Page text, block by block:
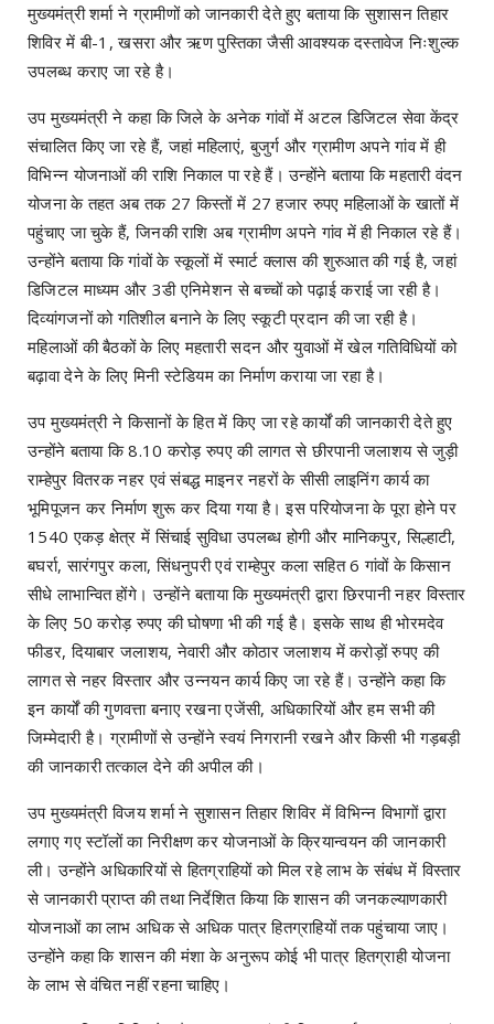
मुख्यमंत्री शर्मा ने ग्रामीणों को जानकारी देते हुए बताया कि सुशासन तिहार
शिविर में बी-1, खसरा और ऋण पुस्तिका जैसी आवश्यक दस्तावेज निःशुल्क
उपलब्ध कराए जा रहे है।
उप मुख्यमंत्री ने कहा कि जिले के अनेक गांवों में अटल डिजिटल सेवा केंद्र
संचालित किए जा रहे हैं, जहां महिलाएं, बुजुर्ग और ग्रामीण अपने गांव में ही
विभिन्न योजनाओं की राशि निकाल पा रहे हैं। उन्होंने बताया कि महतारी वंदन
योजना के तहत अब तक 27 किस्तों में 27 हजार रुपए महिलाओं के खातों में
पहुंचाए जा चुके हैं, जिनकी राशि अब ग्रामीण अपने गांव में ही निकाल रहे हैं।
उन्होंने बताया कि गांवों के स्कूलों में स्मार्ट क्लास की शुरुआत की गई है, जहां
डिजिटल माध्यम और 3डी एनिमेशन से बच्चों को पढ़ाई कराई जा रही है।
दिव्यांगजनों को गतिशील बनाने के लिए स्कूटी प्रदान की जा रही है।
महिलाओं की बैठकों के लिए महतारी सदन और युवाओं में खेल गतिविधियों को
बढ़ावा देने के लिए मिनी स्टेडियम का निर्माण कराया जा रहा है।
उप मुख्यमंत्री ने किसानों के हित में किए जा रहे कार्यों की जानकारी देते हुए
उन्होंने बताया कि 8.10 करोड़ रुपए की लागत से छीरपानी जलाशय से जुड़ी
राम्हेपुर वितरक नहर एवं संबद्ध माइनर नहरों के सीसी लाइनिंग कार्य का
भूमिपूजन कर निर्माण शुरू कर दिया गया है। इस परियोजना के पूरा होने पर
1540 एकड़ क्षेत्र में सिंचाई सुविधा उपलब्ध होगी और मानिकपुर, सिल्हाटी,
बघर्रा, सारंगपुर कला, सिंधनुपरी एवं राम्हेपुर कला सहित 6 गांवों के किसान
सीधे लाभान्वित होंगे। उन्होंने बताया कि मुख्यमंत्री द्वारा छिरपानी नहर विस्तार
के लिए 50 करोड़ रुपए की घोषणा भी की गई है। इसके साथ ही भोरमदेव
फीडर, दियाबार जलाशय, नेवारी और कोठार जलाशय में करोड़ों रुपए की
लागत से नहर विस्तार और उन्नयन कार्य किए जा रहे हैं। उन्होंने कहा कि
इन कार्यों की गुणवत्ता बनाए रखना एजेंसी, अधिकारियों और हम सभी की
जिम्मेदारी है। ग्रामीणों से उन्होंने स्वयं निगरानी रखने और किसी भी गड़बड़ी
की जानकारी तत्काल देने की अपील की।
उप मुख्यमंत्री विजय शर्मा ने सुशासन तिहार शिविर में विभिन्न विभागों द्वारा
लगाए गए स्टॉलों का निरीक्षण कर योजनाओं के क्रियान्वयन की जानकारी
ली। उन्होंने अधिकारियों से हितग्राहियों को मिल रहे लाभ के संबंध में विस्तार
से जानकारी प्राप्त की तथा निर्देशित किया कि शासन की जनकल्याणकारी
योजनाओं का लाभ अधिक से अधिक पात्र हितग्राहियों तक पहुंचाया जाए।
उन्होंने कहा कि शासन की मंशा के अनुरूप कोई भी पात्र हितग्राही योजना
के लाभ से वंचित नहीं रहना चाहिए।